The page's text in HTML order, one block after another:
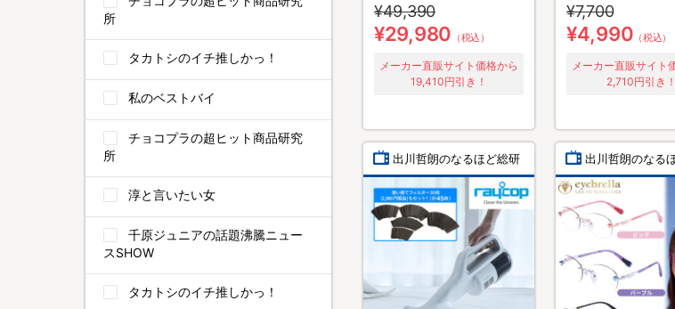
¥49,390
¥29,980 （税込）
メーカー直販サイト価格から
19,410円引き！
スプレー／防虫剤
避剤
¥7,700
¥4,990 （税込）
メーカー直販サイト
2,710円引き！
出川哲朗のなるほど総研 出川哲朗のなる
所
タカトシのイチ推しかっ！
私のベストバイ
チョコプラの超ヒット商品研究
所
淳と言いたい女
千原ジュニアの話題沸騰ニュー
スSHOW
タカトシのイチ推しかっ！